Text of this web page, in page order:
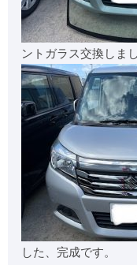
ントガラス交換しまし
した、完成です。